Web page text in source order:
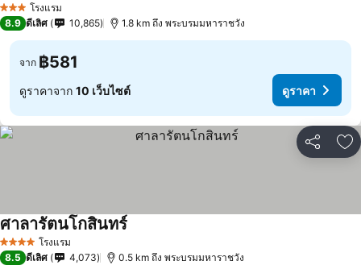
3 ดาว โรงแรม
8.9 ดีเลิศ 10,865 1.8 km ถึง พระบรมมหาราชวัง
จาก ฿581
ดูราคาจาก 10 เว็บไซต์ ดูราคา
แชร์ เ
4 ดาว โรงแรม
ศาลารัตนโกสินทร์
8.5 ดีเลิศ 4,073 0.5 km ถึง พระบรมมหาราชวัง